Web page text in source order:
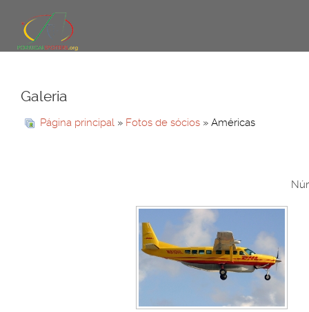
Galeria
Página principal » Fotos de sócios » Américas